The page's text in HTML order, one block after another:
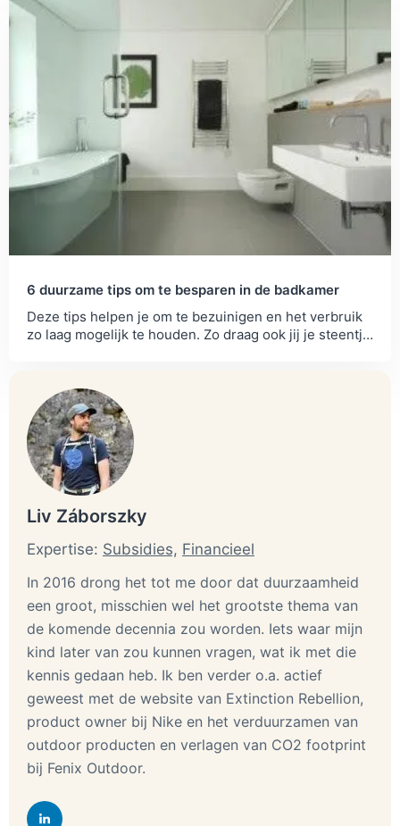
6 duurzame tips om te besparen in de badkamer
Deze tips helpen je om te bezuinigen en het verbruik
zo laag mogelijk te houden. Zo draag ook jij je steentje
Liv Záborszky
Expertise: Subsidies, Financieel
In 2016 drong het tot me door dat duurzaamheid
een groot, misschien wel het grootste thema van
de komende decennia zou worden. Iets waar mijn
kind later van zou kunnen vragen, wat ik met die
kennis gedaan heb. Ik ben verder o.a. actief
geweest met de website van Extinction Rebellion,
product owner bij Nike en het verduurzamen van
outdoor producten en verlagen van CO2 footprint
bij Fenix Outdoor.